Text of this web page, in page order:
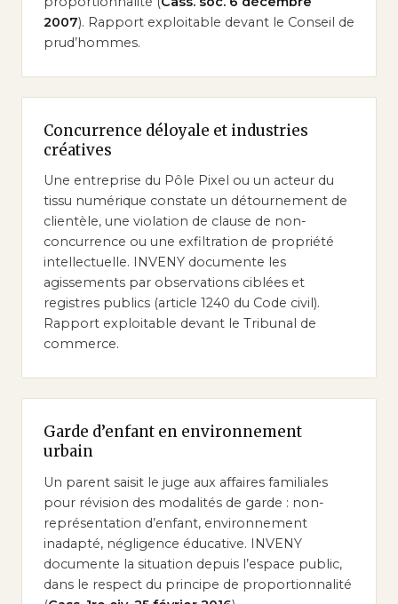
2007). Rapport exploitable devant le Conseil de
prud’hommes.
Concurrence déloyale et industries
créatives
Une entreprise du Pôle Pixel ou un acteur du
tissu numérique constate un détournement de
clientèle, une violation de clause de non-
concurrence ou une exfiltration de propriété
intellectuelle. INVENY documente les
agissements par observations ciblées et
registres publics (article 1240 du Code civil).
Rapport exploitable devant le Tribunal de
commerce.
Garde d’enfant en environnement
urbain
Un parent saisit le juge aux affaires familiales
pour révision des modalités de garde : non-
représentation d’enfant, environnement
inadapté, négligence éducative. INVENY
documente la situation depuis l’espace public,
dans le respect du principe de proportionnalité